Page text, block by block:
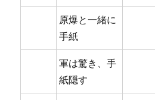
原爆と一緒に
手紙
軍は驚き、手
紙隠す